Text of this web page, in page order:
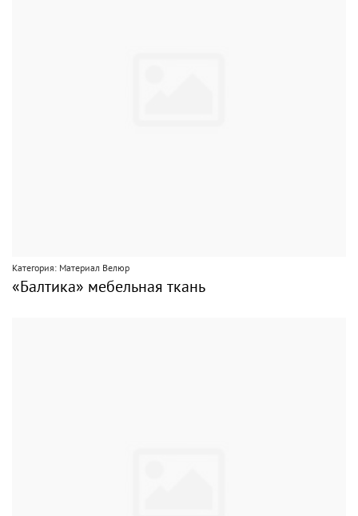
Категория: Материал Велюр
«Балтика» мебельная ткань